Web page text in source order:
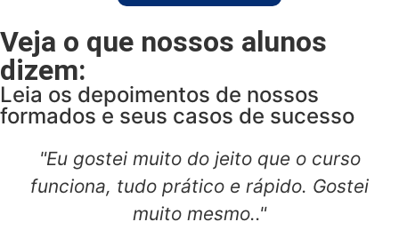
Veja o que nossos alunos
dizem:
Leia os depoimentos de nossos
formados e seus casos de sucesso
"Eu gostei muito do jeito que o curso
funciona, tudo prático e rápido. Gostei
muito mesmo.."